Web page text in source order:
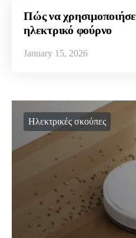
Πώς να
ηλεκτρικό φούρνο
January 15, 2026
Ηλεκτρικές σκούπες